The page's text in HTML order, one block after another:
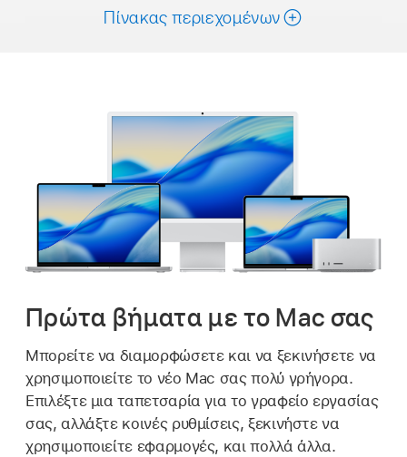
Πίνακας περιεχομένων
Πρώτα βήματα με το Mac σας
Μπορείτε να διαμορφώσετε και να ξεκινήσετε να
χρησιμοποιείτε το νέο Mac σας πολύ γρήγορα.
Επιλέξτε μια ταπετσαρία για το γραφείο εργασίας
σας, αλλάξτε κοινές ρυθμίσεις, ξεκινήστε να
χρησιμοποιείτε εφαρμογές, και πολλά άλλα.